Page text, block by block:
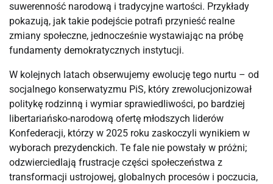
suwerenność narodową i tradycyjne wartości. Przykłady
pokazują, jak takie podejście potrafi przynieść realne
zmiany społeczne, jednocześnie wystawiając na próbę
fundamenty demokratycznych instytucji.
W kolejnych latach obserwujemy ewolucję tego nurtu – od
socjalnego konserwatyzmu PiS, który zrewolucjonizował
politykę rodzinną i wymiar sprawiedliwości, po bardziej
libertariańsko-narodową ofertę młodszych liderów
Konfederacji, którzy w 2025 roku zaskoczyli wynikiem w
wyborach prezydenckich. Te fale nie powstały w próżni;
odzwierciedlają frustracje części społeczeństwa z
transformacji ustrojowej, globalnych procesów i poczucia,